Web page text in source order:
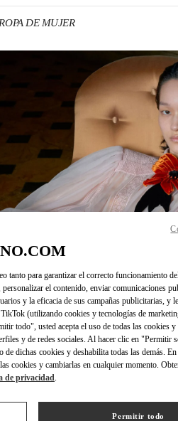
DE MUJER
tanto para garantizar el correcto funcionamiento
el contenido, enviar comunicaciones
y la eficacia de sus campañas publicitarias, y
(utilizando cookies y tecnologías de
todo", usted acepta el uso de todas las cookies y
y de redes sociales. Al hacer clic en "Permitir
de dichas cookies y deshabilita todas las demás.
cookies y cambiarlas en cualquier momento.
de privacidad
Permitir todo